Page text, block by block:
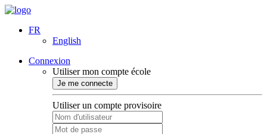
FR
English
Connexion
Utiliser mon compte école
Je me connecte
Utiliser un compte provisoire